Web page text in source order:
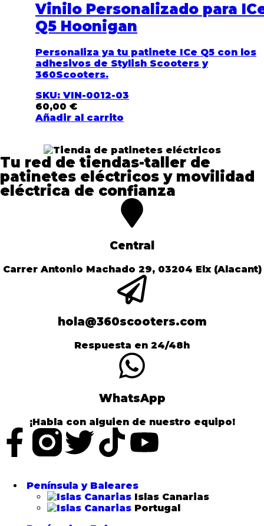
Vinilo Personalizado para
Q5 Hoonigan
Personaliza ya tu patinete ICe Q5 con los
adhesivos de Stylish Scooters y
360Scooters.
SKU: VIN-0012-03
60,00 €
Añadir al carrito
Tu red de tiendas-taller de
patinetes eléctricos y movilidad
eléctrica de confianza​
Central
Carrer Antonio Machado 29, 03204 Elx (Alacant)
hola@360scooters.com
Respuesta en 24/48h
WhatsApp
¡Habla con alguien de nuestro equipo!
Península y Baleares
Islas Canarias
Portugal